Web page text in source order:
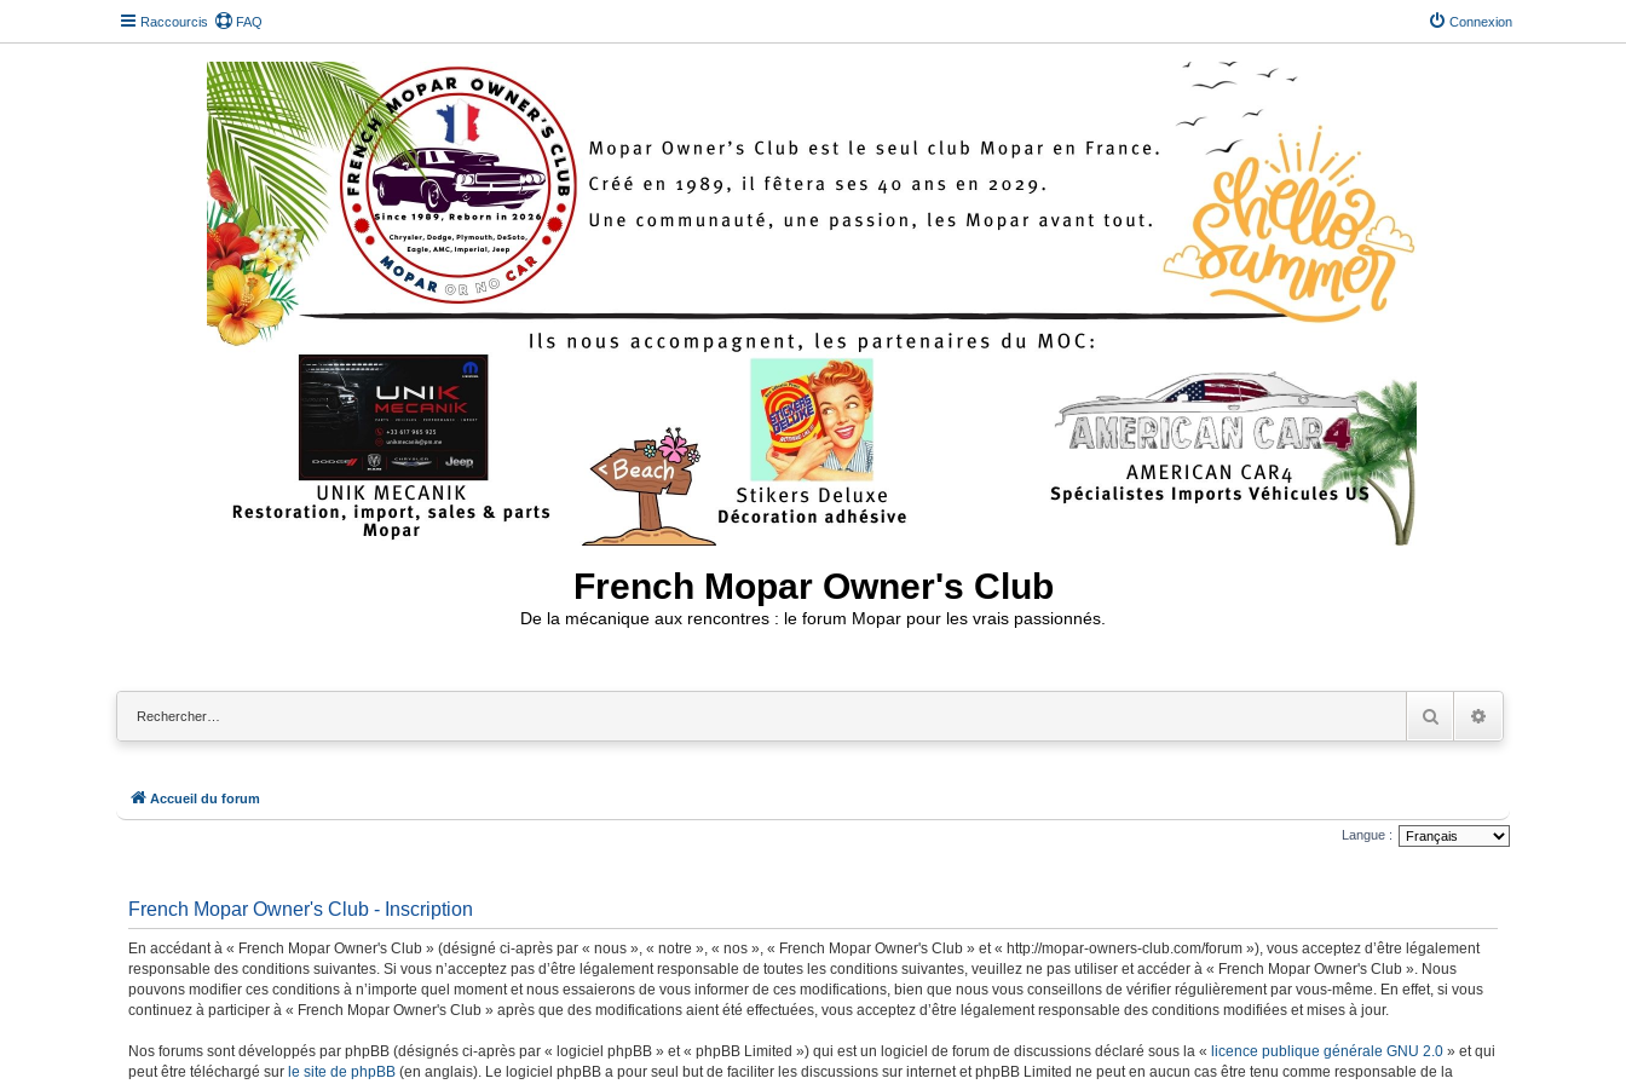
Raccourcis FAQ Connexion
French Mopar Owner's Club
De la mécanique aux rencontres : le forum Mopar pour les vrais passionnés.
RechercherRecherche avancée
Accueil du forum
Langue :
French Mopar Owner's Club - Inscription
En accédant à « French Mopar Owner's Club » (désigné ci-après par « nous », « notre », « nos », « French Mopar Owner's Club » et « http://mopar-owners-club.com/forum »), vous acceptez d’être légalement
responsable des conditions suivantes. Si vous n’acceptez pas d’être légalement responsable de toutes les conditions suivantes, veuillez ne pas utiliser et accéder à « French Mopar Owner's Club ». Nous
pouvons modifier ces conditions à n’importe quel moment et nous essaierons de vous informer de ces modifications, bien que nous vous conseillons de vérifier régulièrement par vous-même. En effet, si vous
continuez à participer à « French Mopar Owner's Club » après que des modifications aient été effectuées, vous acceptez d’être légalement responsable des conditions modifiées et mises à jour.
Nos forums sont développés par phpBB (désignés ci-après par « logiciel phpBB » et « phpBB Limited ») qui est un logiciel de forum de discussions déclaré sous la « licence publique générale GNU 2.0 » et qui
peut être téléchargé sur le site de phpBB (en anglais). Le logiciel phpBB a pour seul but de faciliter les discussions sur internet et phpBB Limited ne peut en aucun cas être tenu comme responsable de la